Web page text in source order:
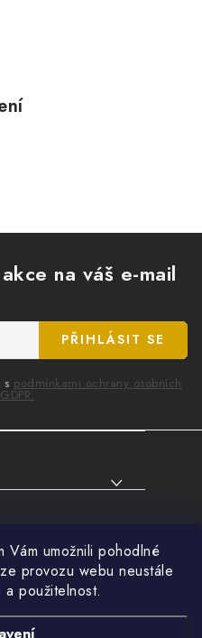
Vám umožnili pohodlné
provozu webu neustále
použitelnost.
na váš e-mail
s podmínkami ochrany osobních
PŘIHLÁSIT SE